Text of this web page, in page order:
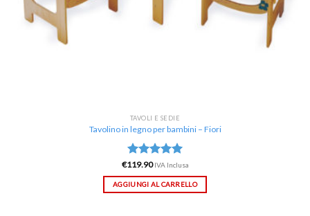
TAVOLI E SEDIE
Tavolino in legno per bambini – Fiori
Valutato
5.00su 5
€119.90 IVA Inclusa
AGGIUNGI AL CARRELLO